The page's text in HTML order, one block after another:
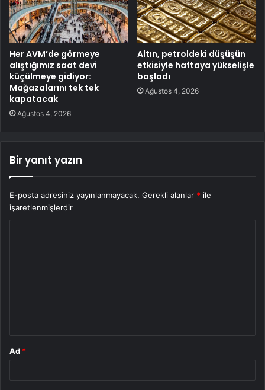
Her AVM’de görmeye
alıştığımız saat devi
küçülmeye gidiyor:
Mağazalarını tek tek
kapatacak
Ağustos 4, 2026
Altın, petroldeki düşüşün
etkisiyle haftaya yükselişle
başladı
Ağustos 4, 2026
Bir yanıt yazın
E-posta adresiniz yayınlanmayacak. Gerekli alanlar * ile
işaretlenmişlerdir
Ad *